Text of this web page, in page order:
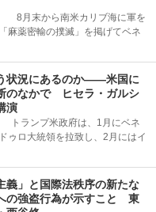
8月末から南米カリブ海に軍を
麻薬密輸の撲滅」を掲げてベネ
状況にあるのか――米国に
のなかで ヒセラ・ガルシ
演
トランプ米政府は、1月にベネ
ゥロ大統領を拉致し、2月にはイ
義」と国際法秩序の新たな
の強盗行為が示すこと 東